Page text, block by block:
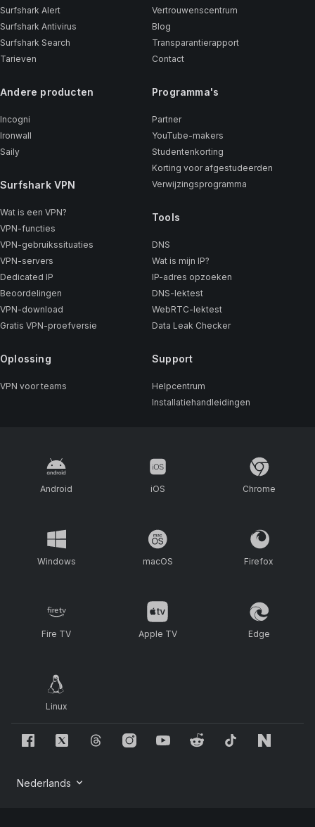
Surfshark Alert
Surfshark Antivirus
Surfshark Search
Tarieven
Andere producten
Incogni
Ironwall
Saily
Surfshark VPN
Wat is een VPN?
VPN-functies
VPN-gebruikssituaties
VPN-servers
Dedicated IP
Beoordelingen
VPN-download
Gratis VPN-proefversie
Oplossing
VPN voor teams
Vertrouwenscentrum
Blog
Transparantierapport
Contact
Programma's
Partner
YouTube-makers
Studentenkorting
Korting voor afgestudeerden
Verwijzingsprogramma
Tools
DNS
Wat is mijn IP?
IP-adres opzoeken
DNS-lektest
WebRTC-lektest
Data Leak Checker
Support
Helpcentrum
Installatiehandleidingen
Android iOS Chrome
Windows macOS Firefox
Fire TV Apple TV Edge
Linux